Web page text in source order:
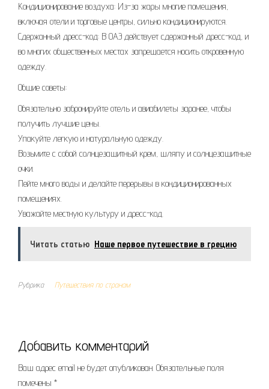
Кондиционирование воздуха: Из-за жары многие помещения,
включая отели и торговые центры, сильно кондиционируются.
Сдержанный дресс-код: В ОАЭ действует сдержанный дресс-код, и
во многих общественных местах запрещается носить откровенную
одежду.
Общие советы:
Обязательно забронируйте отель и авиабилеты заранее, чтобы
получить лучшие цены.
Упакуйте легкую и натуральную одежду.
Возьмите с собой солнцезащитный крем, шляпу и солнцезащитные
очки.
Пейте много воды и делайте перерывы в кондиционированных
помещениях.
Уважайте местную культуру и дресс-код.
Читать статью Наше первое путешествие в грецию
Рубрика Путешествия по странам
Добавить комментарий
Ваш адрес email не будет опубликован. Обязательные поля
помечены *